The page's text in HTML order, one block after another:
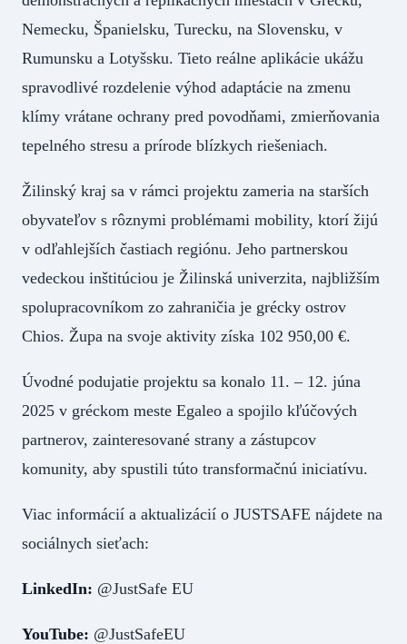
Nemecku, Španielsku, Turecku, na Slovensku, v
Rumunsku a Lotyšsku. Tieto reálne aplikácie ukážu
spravodlivé rozdelenie výhod adaptácie na zmenu
klímy vrátane ochrany pred povodňami, zmierňovania
tepelného stresu a prírode blízkych riešeniach.
Žilinský kraj sa v rámci projektu zameria na starších
obyvateľov s rôznymi problémami mobility, ktorí žijú
v odľahlejších častiach regiónu. Jeho partnerskou
vedeckou inštitúciou je Žilinská univerzita, najbližším
spolupracovníkom zo zahraničia je grécky ostrov
Chios. Župa na svoje aktivity získa 102 950,00 €.
Úvodné podujatie projektu sa konalo 11. – 12. júna
2025 v gréckom meste Egaleo a spojilo kľúčových
partnerov, zainteresované strany a zástupcov
komunity, aby spustili túto transformačnú iniciatívu.
Viac informácií a aktualizácií o JUSTSAFE nájdete na
sociálnych sieťach:
LinkedIn: @JustSafe EU
YouTube: @JustSafeEU